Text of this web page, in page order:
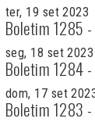
ter, 19 set 2023
Boletim 1285
seg, 18 set 2023
Boletim 1284
dom, 17 set
Boletim 1283